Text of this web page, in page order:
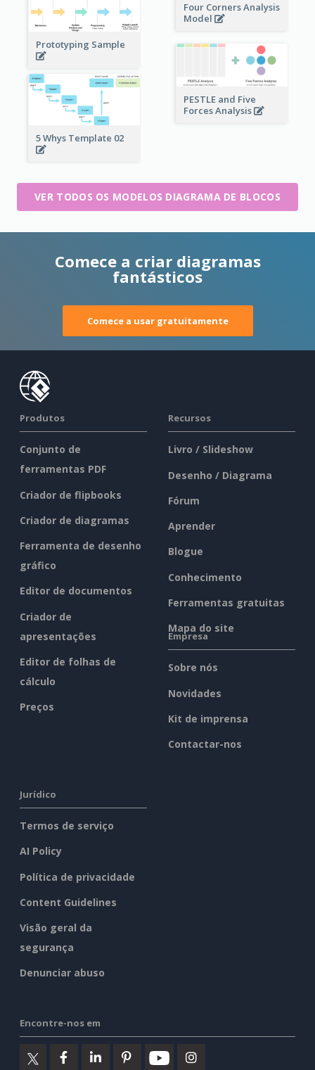
Four Corners Analysis
Model
Prototyping Sample
PESTLE and Five
Forces Analysis
5 Whys Template 02
VER TODOS OS MODELOS DIAGRAMA DE BLOCOS
Comece a criar diagramas
fantásticos
Comece a usar gratuitamente
Produtos
Conjunto de
ferramentas PDF
Criador de flipbooks
Criador de diagramas
Ferramenta de desenho
gráfico
Editor de documentos
Criador de
apresentações
Editor de folhas de
cálculo
Preços
Recursos
Livro / Slideshow
Desenho / Diagrama
Fórum
Aprender
Blogue
Conhecimento
Ferramentas gratuitas
Mapa do site
Empresa
Sobre nós
Novidades
Kit de imprensa
Contactar-nos
Jurídico
Termos de serviço
AI Policy
Política de privacidade
Content Guidelines
Visão geral da
segurança
Denunciar abuso
Encontre-nos em